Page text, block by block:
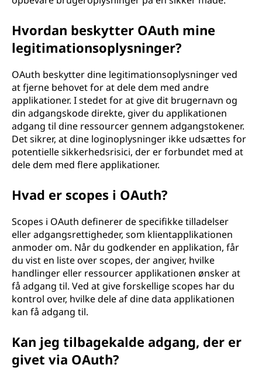
Hvordan beskytter OAuth mine
legitimationsoplysninger?
OAuth beskytter dine legitimationsoplysninger ved
at fjerne behovet for at dele dem med andre
applikationer. I stedet for at give dit brugernavn og
din adgangskode direkte, giver du applikationen
adgang til dine ressourcer gennem adgangstokener.
Det sikrer, at dine loginoplysninger ikke udsættes for
potentielle sikkerhedsrisici, der er forbundet med at
dele dem med flere applikationer.
Hvad er scopes i OAuth?
Scopes i OAuth definerer de specifikke tilladelser
eller adgangsrettigheder, som klientapplikationen
anmoder om. Når du godkender en applikation, får
du vist en liste over scopes, der angiver, hvilke
handlinger eller ressourcer applikationen ønsker at
få adgang til. Ved at give forskellige scopes har du
kontrol over, hvilke dele af dine data applikationen
kan få adgang til.
Kan jeg tilbagekalde adgang, der er
givet via OAuth?